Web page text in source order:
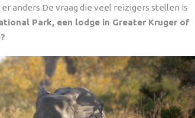
anders.De vraag die veel reizigers stellen is
Park, een lodge in Greater Kruger of